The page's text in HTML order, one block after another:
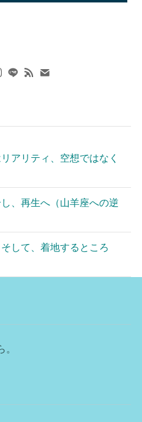
アリティ、空想ではなく
、再生へ（山羊座への逆
して、着地するところ